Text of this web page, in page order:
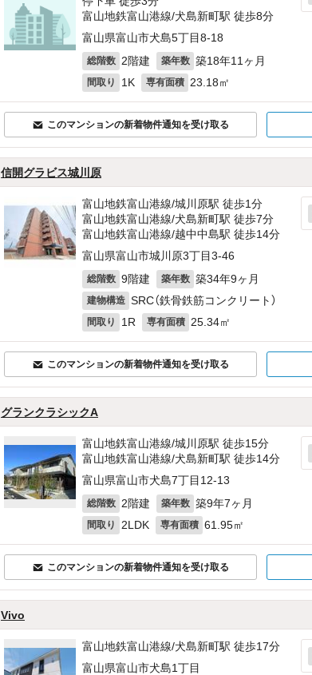
富山地鉄富山港線/犬島新町駅 徒歩8分
富山県富山市犬島5丁目8-18
総階数 2階建 築年数 築18年11ヶ月
間取り 1K 専有面積 23.18㎡
このマンションの新着物件通知を受け取る
信開グラビス城川原
富山地鉄富山港線/城川原駅 徒歩1分
富山地鉄富山港線/犬島新町駅 徒歩7分
富山地鉄富山港線/越中中島駅 徒歩14分
富山県富山市城川原3丁目3-46
総階数 9階建 築年数 築34年9ヶ月
建物構造 SRC（鉄骨鉄筋コンクリート）
間取り 1R 専有面積 25.34㎡
このマンションの新着物件通知を受け取る
グランクラシックA
富山地鉄富山港線/城川原駅 徒歩15分
富山地鉄富山港線/犬島新町駅 徒歩14分
富山県富山市犬島7丁目12-13
総階数 2階建 築年数 築9年7ヶ月
間取り 2LDK 専有面積 61.95㎡
このマンションの新着物件通知を受け取る
Vivo
富山地鉄富山港線/犬島新町駅 徒歩17分
富山県富山市犬島1丁目